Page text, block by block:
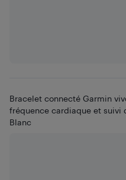
Bracelet connecté Garmin
fréquence cardiaque et suivi
Blanc